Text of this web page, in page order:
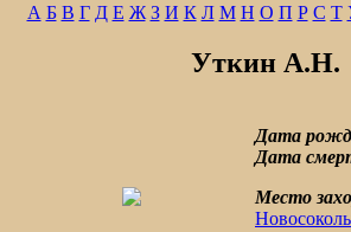
А Б В Г Д Е Ж З И К Л М Н О П Р С Т
Уткин А.Н.
Дата
Дата
Место